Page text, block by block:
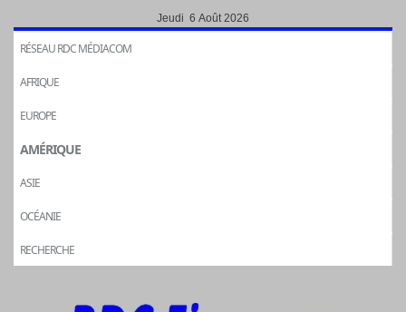
Jeudi 6 Août 2026
RÉSEAU RDC MÉDIACOM
AFRIQUE
EUROPE
AMÉRIQUE
ASIE
OCÉANIE
RECHERCHE